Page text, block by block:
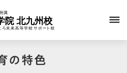
の特色
dehaze